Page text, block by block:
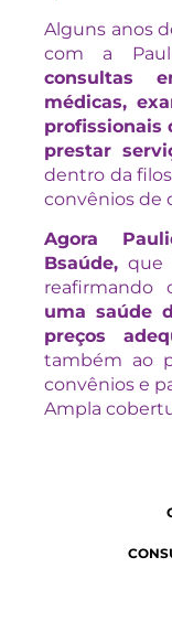
Alguns anos
com a
consultas
médicas,
profissionais
prestar
dentro da
convênios de
Agora
Bsaúde, que
reafirmando
uma saúde
preços
também ao
convênios e
Ampla